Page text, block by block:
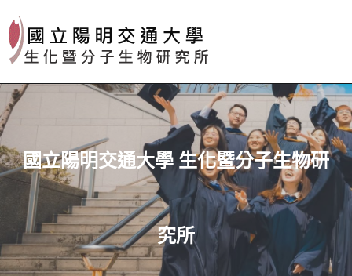
content
國立陽明交通大學 生化暨分子生物研
究所